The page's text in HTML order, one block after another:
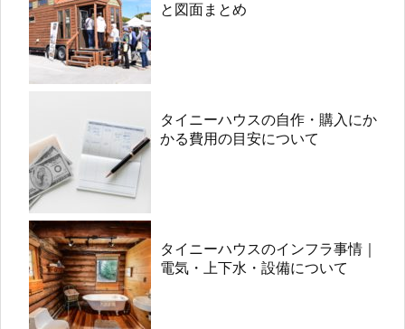
と図面まとめ
タイニーハウスの自作・購入にか
かる費用の目安について
タイニーハウスのインフラ事情｜
電気・上下水・設備について